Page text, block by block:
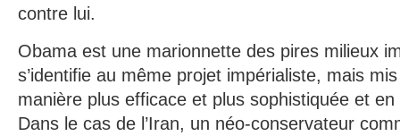
contre lui.
Obama est une marionnette des pires milieux
s’identifie au même projet impérialiste, mais
manière plus efficace et plus sophistiquée et
Dans le cas de l’Iran, un néo-conservateur